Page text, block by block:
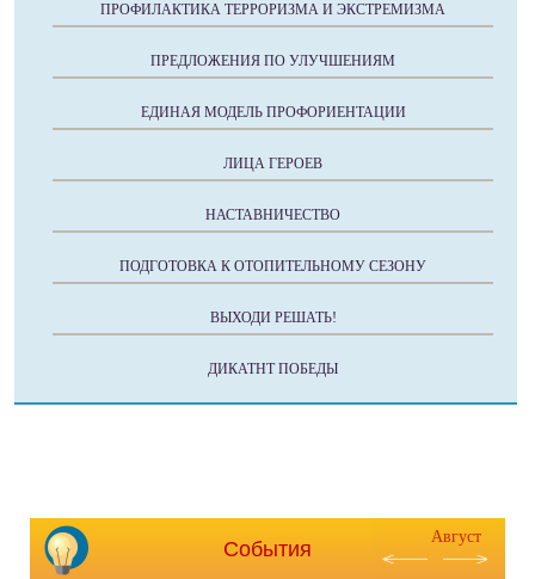
ПРОФИЛАКТИКА ТЕРРОРИЗМА И ЭКСТРЕМИЗМА
ПРЕДЛОЖЕНИЯ ПО УЛУЧШЕНИЯМ
ЕДИНАЯ МОДЕЛЬ ПРОФОРИЕНТАЦИИ
ЛИЦА ГЕРОЕВ
НАСТАВНИЧЕСТВО
ПОДГОТОВКА К ОТОПИТЕЛЬНОМУ СЕЗОНУ
ВЫХОДИ РЕШАТЬ!
ДИКАТНТ ПОБЕДЫ
События
Август